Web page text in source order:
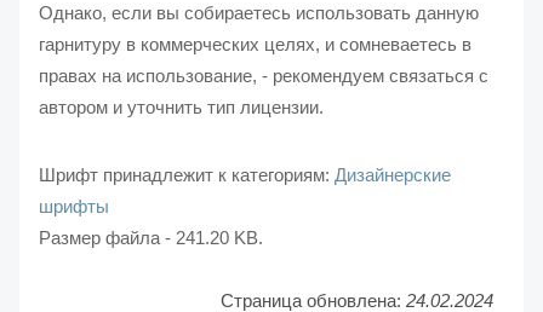
Однако, если вы собираетесь использовать данную
гарнитуру в коммерческих целях, и сомневаетесь в
правах на использование, - рекомендуем связаться с
автором и уточнить тип лицензии.
Шрифт принадлежит к категориям: Дизайнерские
шрифты
Размер файла - 241.20 KB.
Страница обновлена: 24.02.2024